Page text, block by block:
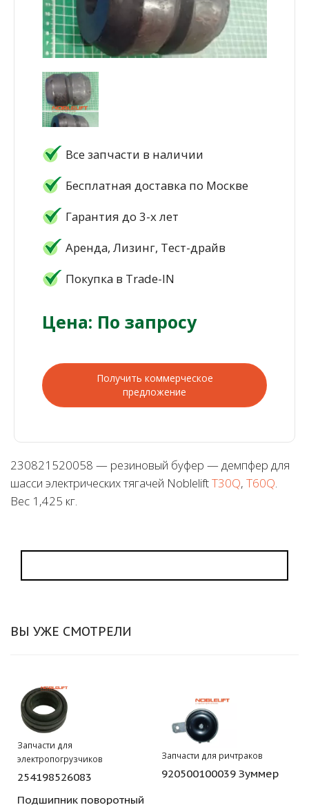
Все запчасти в наличии
Бесплатная доставка по Москве
Гарантия до 3-х лет
Аренда, Лизинг, Тест-драйв
Покупка в Trade-IN
Цена: По запросу
Получить коммерческое
предложение
230821520058 — резиновый буфер — демпфер для
шасси электрических тягачей NobleliftT30Q, T60Q.
Вес 1,425 кг.
ВЫ УЖЕ СМОТРЕЛИ
Запчасти для
электропогрузчиков
254198526083
Подшипник поворотный
Запчасти для ричтраков
920500100039 Зуммер